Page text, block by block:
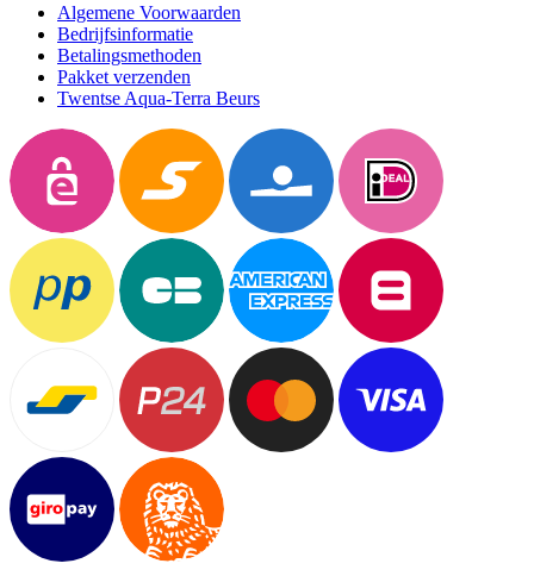
Algemene Voorwaarden
Bedrijfsinformatie
Betalingsmethoden
Pakket verzenden
Twentse Aqua-Terra Beurs